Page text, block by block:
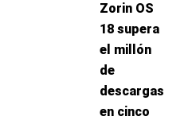
Zorin OS
18 supera
el millón
de
descargas
en cinco